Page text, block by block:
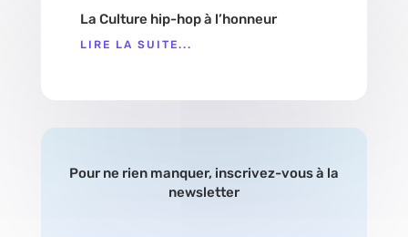
La Culture hip-hop à l’honneur
LIRE LA SUITE...
Pour ne rien manquer, inscrivez-vous à la
newsletter